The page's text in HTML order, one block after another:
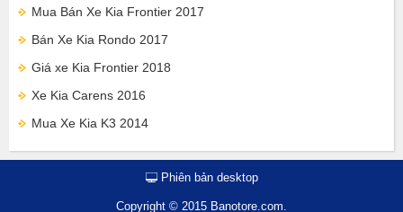
Mua Bán Xe Kia Frontier 2017
Bán Xe Kia Rondo 2017
Giá xe Kia Frontier 2018
Xe Kia Carens 2016
Mua Xe Kia K3 2014
Phiên bản desktop
Copyright © 2015 Banotore.com.